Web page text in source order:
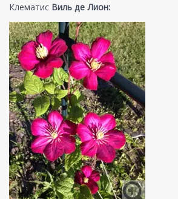
Клематис Виль де Лион: